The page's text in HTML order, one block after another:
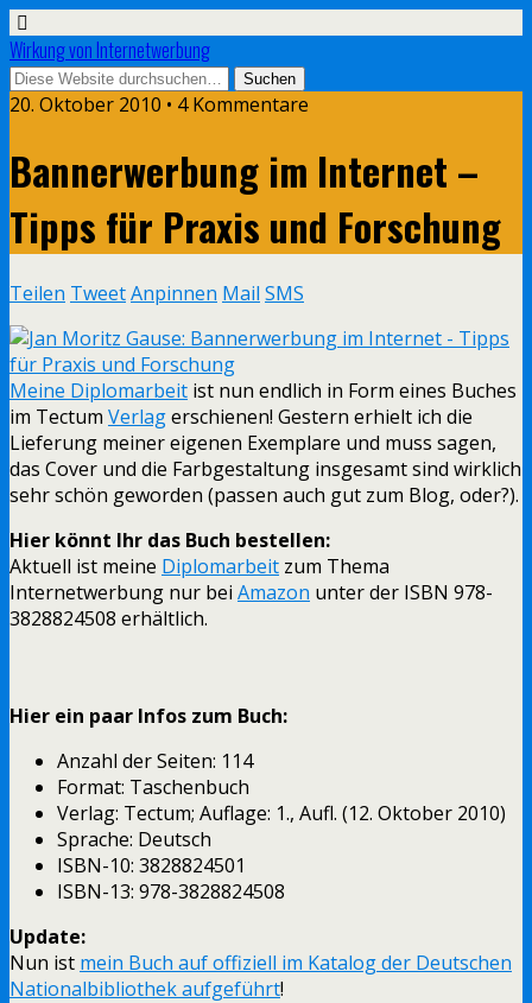
Wirkung von Internetwerbung
20. Oktober 2010 • 4 Kommentare
Bannerwerbung im Internet –
Tipps für Praxis und Forschung
Teilen TweetAnpinnen Mail SMS
Meine Diplomarbeit ist nun endlich in Form eines Buches
im Tectum Verlagerschienen! Gestern erhielt ich die
Lieferung meiner eigenen Exemplare und muss sagen,
das Cover und die Farbgestaltung insgesamt sind wirklich
sehr schön geworden (passen auch gut zum Blog, oder?).
Hier könnt Ihr das Buch bestellen:
Aktuell ist meine Diplomarbeit zum Thema
Internetwerbung nur bei Amazon unter der ISBN 978-
3828824508 erhältlich.
Hier ein paar Infos zum Buch:
Anzahl der Seiten: 114
Format: Taschenbuch
Verlag: Tectum; Auflage: 1., Aufl. (12. Oktober 2010)
Sprache: Deutsch
ISBN-10: 3828824501
ISBN-13: 978-3828824508
Update:
Nun ist mein Buch auf offiziell im Katalog der Deutschen
Nationalbibliothek aufgeführt!